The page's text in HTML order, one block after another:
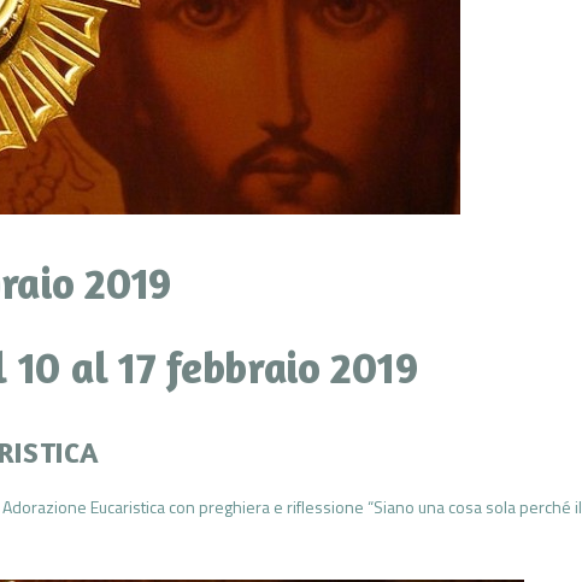
2019
al 17 febbraio 2019
Eucaristica con preghiera e riflessione “Siano una cosa sola perché il